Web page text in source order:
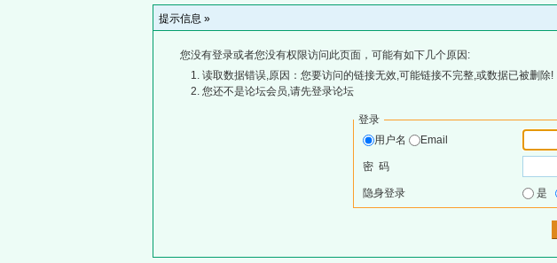
提示信息 »
您没有登录或者您没有权限访问此页面，可能有如下几个原因:
读取数据错误,原因：您要访问的链接无效,可能链接不完整,或数据已被删除!
您还不是论坛会员,请先登录论坛
登录
用户名
Email
密 码
隐身登录 是